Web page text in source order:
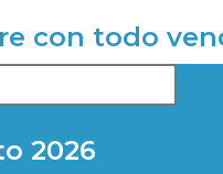
con todo
2026